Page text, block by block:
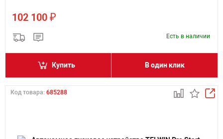
102 100 ₽
Есть в наличии
Купить В один клик
Код товара: 685288